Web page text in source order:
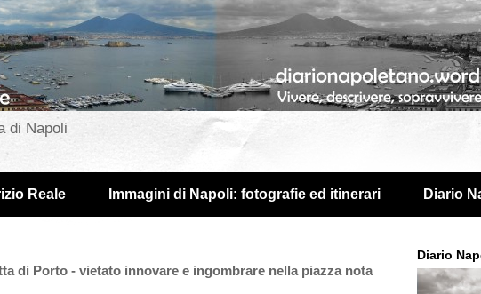
di Napoli
Reale Immagini di Napoli: fotografie ed itinerari Diario
di Porto - vietato innovare e ingombrare nella piazza nota
Diario